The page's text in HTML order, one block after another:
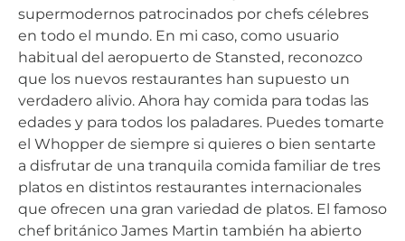
supermodernos patrocinados por chefs célebres
en todo el mundo. En mi caso, como usuario
habitual del aeropuerto de Stansted, reconozco
que los nuevos restaurantes han supuesto un
verdadero alivio. Ahora hay comida para todas las
edades y para todos los paladares. Puedes tomarte
el Whopper de siempre si quieres o bien sentarte
a disfrutar de una tranquila comida familiar de tres
platos en distintos restaurantes internacionales
que ofrecen una gran variedad de platos. El famoso
chef británico James Martin también ha abierto